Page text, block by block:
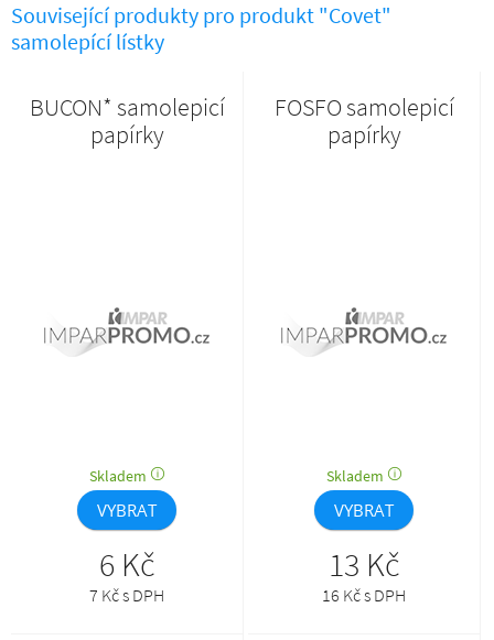
Související produkty pro produkt "Covet"
samolepící lístky
BUCON* samolepicí
papírky
Skladem
VYBRAT
6 Kč
7 Kč s DPH
FOSFO samolepicí
papírky
Skladem
VYBRAT
13 Kč
16 Kč s DPH